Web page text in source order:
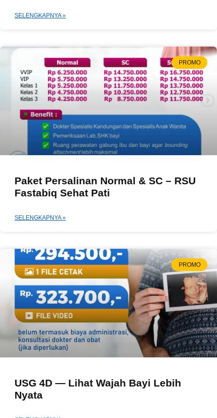
SELENGKAPNYA »
PROMO
Paket Persalinan Normal & SC – RSU
Fastabiq Sehat Pati
SELENGKAPNYA »
PROMO
USG 4D — Lihat Wajah Bayi Lebih
Nyata